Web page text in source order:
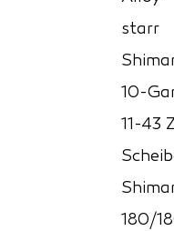
starr
10-
11-43
180/